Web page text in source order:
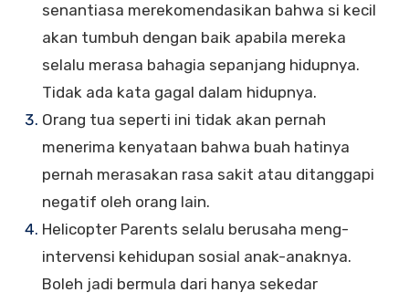
senantiasa merekomendasikan bahwa si kecil
akan tumbuh dengan baik apabila mereka
selalu merasa bahagia sepanjang hidupnya.
Tidak ada kata gagal dalam hidupnya.
Orang tua seperti ini tidak akan pernah
menerima kenyataan bahwa buah hatinya
pernah merasakan rasa sakit atau ditanggapi
negatif oleh orang lain.
Helicopter Parents selalu berusaha meng-
intervensi kehidupan sosial anak-anaknya.
Boleh jadi bermula dari hanya sekedar